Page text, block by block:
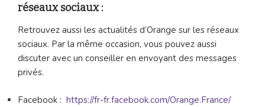
réseaux sociaux :
Retrouvez aussi les actualités d’Orange sur les réseaux
sociaux. Par la même occasion, vous pouvez aussi
discuter avec un conseiller en envoyant des messages
privés.
Facebook : https://fr-fr.facebook.com/Orange.France/